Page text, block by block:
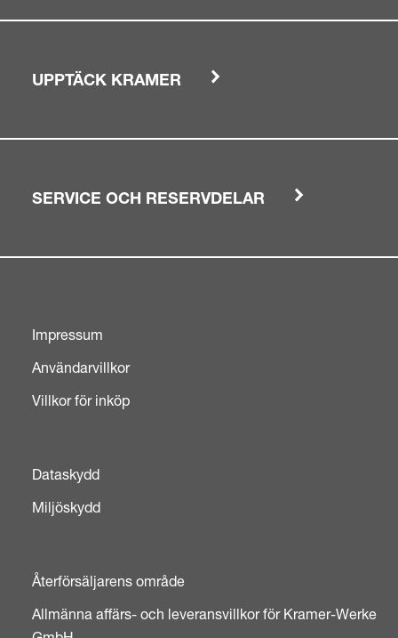
UPPTÄCK KRAMER
SERVICE OCH RESERVDELAR
Impressum
Användarvillkor
Villkor för inköp
Dataskydd
Miljöskydd
Återförsäljarens område
Allmänna affärs- och leveransvillkor för Kramer-Werke